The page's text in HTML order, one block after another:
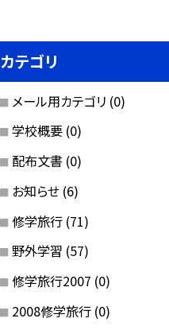
カテゴリ
メール用カテゴリ (0)
学校概要 (0)
配布文書 (0)
お知らせ (6)
修学旅行 (71)
野外学習 (57)
修学旅行2007 (0)
2008修学旅行 (0)